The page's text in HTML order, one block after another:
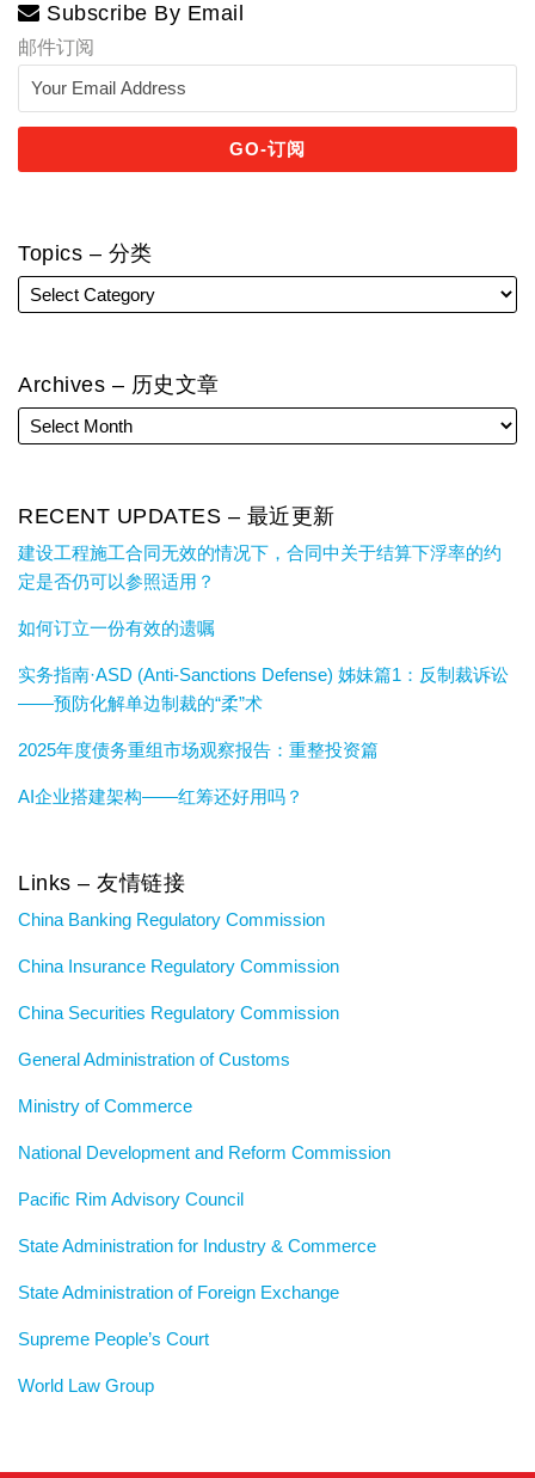
Subscribe By Email
邮件订阅
Topics – 分类
Archives – 历史文章
RECENT UPDATES – 最近更新
建设工程施工合同无效的情况下，合同中关于结算下浮率的约
定是否仍可以参照适用？
如何订立一份有效的遗嘱
实务指南·ASD (Anti-Sanctions Defense) 姊妹篇1：反制裁诉讼
——预防化解单边制裁的“柔”术
2025年度债务重组市场观察报告：重整投资篇
AI企业搭建架构——红筹还好用吗？
Links – 友情链接
China Banking Regulatory Commission
China Insurance Regulatory Commission
China Securities Regulatory Commission
General Administration of Customs
Ministry of Commerce
National Development and Reform Commission
Pacific Rim Advisory Council
State Administration for Industry & Commerce
State Administration of Foreign Exchange
Supreme People’s Court
World Law Group